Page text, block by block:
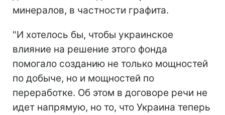
минералов, в частности графита.
"И хотелось бы, чтобы украинское
влияние на решение этого фонда
помогало созданию не только мощностей
по добыче, но и мощностей по
переработке. Об этом в договоре речи не
идет напрямую, но то, что Украина теперь